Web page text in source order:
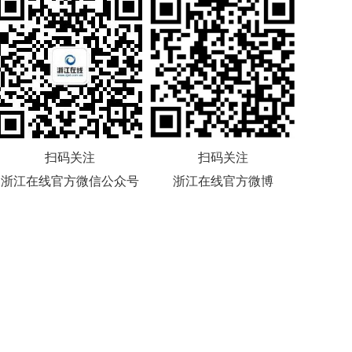
扫码关注
浙江在线官方微信公众号
扫码关注
浙江在线官方微博